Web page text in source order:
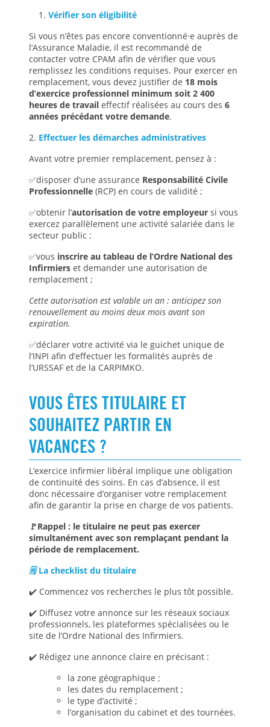
Vérifier son éligibilité
Si vous n’êtes pas encore conventionné·e auprès de
l’Assurance Maladie, il est recommandé de
contacter votre CPAM afin de vérifier que vous
remplissez les conditions requises. Pour exercer en
remplacement, vous devez justifier de 18 mois
d’exercice professionnel minimum soit 2 400
heures de travail effectif réalisées au cours des 6
années précédant votre demande.
2. Effectuer les démarches administratives
Avant votre premier remplacement, pensez à :
✅disposer d’une assurance Responsabilité Civile
Professionnelle (RCP) en cours de validité ;
✅obtenir l’autorisation de votre employeur si vous
exercez parallèlement une activité salariée dans le
secteur public ;
✅vous inscrire au tableau de l’Ordre National des
Infirmiers et demander une autorisation de
remplacement ;
Cette autorisation est valable un an : anticipez son
renouvellement au moins deux mois avant son
expiration.
✅déclarer votre activité via le guichet unique de
l’INPI afin d’effectuer les formalités auprès de
l’URSSAF et de la CARPIMKO.
VOUS ÊTES TITULAIRE ET
SOUHAITEZ PARTIR EN
VACANCES ?
L’exercice infirmier libéral implique une obligation
de continuité des soins. En cas d’absence, il est
donc nécessaire d’organiser votre remplacement
afin de garantir la prise en charge de vos patients.
🚩Rappel : le titulaire ne peut pas exercer
simultanément avec son remplaçant pendant la
période de remplacement.
🗒️La checklist du titulaire
✔️ Commencez vos recherches le plus tôt possible.
✔️ Diffusez votre annonce sur les réseaux sociaux
professionnels, les plateformes spécialisées ou le
site de l’Ordre National des Infirmiers.
✔️ Rédigez une annonce claire en précisant :
la zone géographique ;
les dates du remplacement ;
le type d’activité ;
l’organisation du cabinet et des tournées.